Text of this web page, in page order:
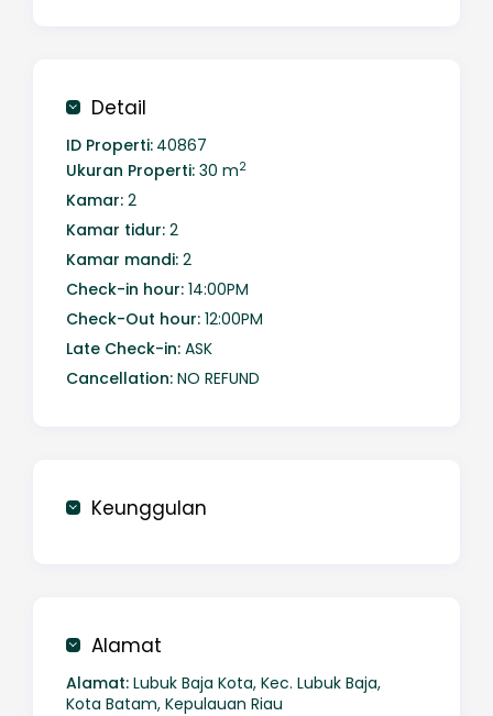
Detail
ID Properti: 40867
Ukuran Properti: 30 m2
Kamar: 2
Kamar tidur: 2
Kamar mandi: 2
Check-in hour: 14:00PM
Check-Out hour: 12:00PM
Late Check-in: ASK
Cancellation: NO REFUND
Keunggulan
Alamat
Alamat: Lubuk Baja Kota, Kec. Lubuk Baja,
Kota Batam, Kepulauan Riau